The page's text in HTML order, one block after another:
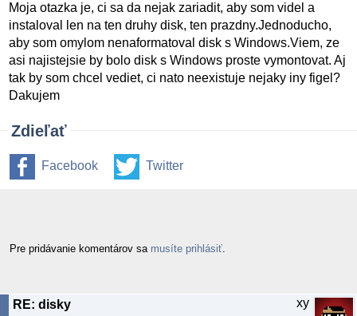
Moja otazka je, ci sa da nejak zariadit, aby som videl a
instaloval len na ten druhy disk, ten prazdny.Jednoducho,
aby som omylom nenaformatoval disk s Windows.Viem, ze
asi najistejsie by bolo disk s Windows proste vymontovat. Aj
tak by som chcel vediet, ci nato neexistuje nejaky iny figel?
Dakujem
Zdieľať
Facebook Twitter
Pre pridávanie komentárov sa musíte prihlásiť
RE: disky xy